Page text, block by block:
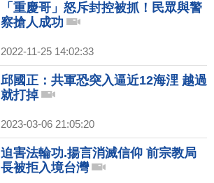
「重慶哥」怒斥封控被抓！民眾與警
察搶人成功
2022-11-25 14:02:33
邱國正：共軍恐突入逼近12海浬 越過
就打掉
2023-03-06 21:05:20
迫害法輪功.揚言消滅信仰 前宗教局
長被拒入境台灣